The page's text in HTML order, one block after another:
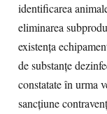
identificarea
eliminarea
existența
de substanțe
constatate în urma
sancțiune